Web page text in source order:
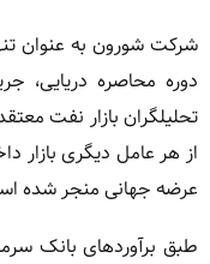
شرکت شورون به عنوان
دوره محاصره دریایی،
تحلیلگران بازار نفت
از هر عامل دیگری بازار
عرضه جهانی منجر شده
طبق برآوردهای بانک